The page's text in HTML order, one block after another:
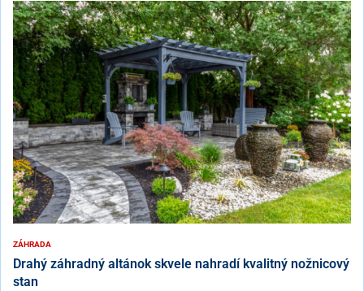
ZÁHRADA
Drahý záhradný altánok skvele nahradí kvalitný nožnicový
stan